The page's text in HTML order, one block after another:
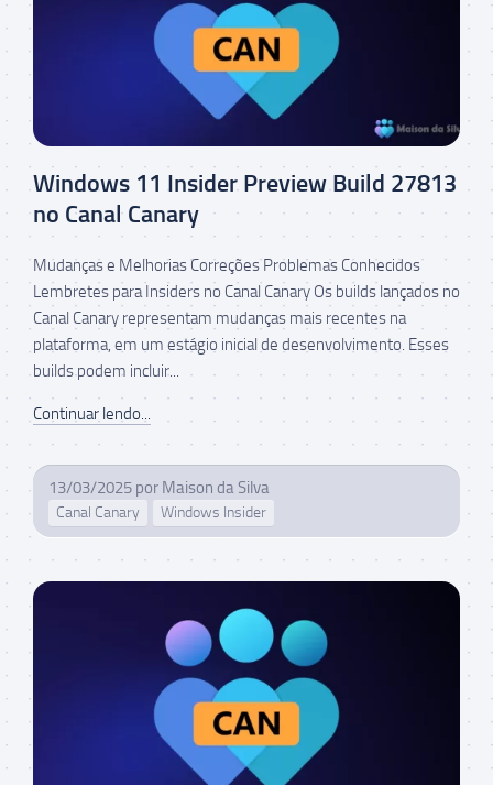
Windows 11 Insider Preview Build 27813
no Canal Canary
Mudanças e Melhorias Correções Problemas Conhecidos
Lembretes para Insiders no Canal Canary Os builds lançados no
Canal Canary representam mudanças mais recentes na
plataforma, em um estágio inicial de desenvolvimento. Esses
builds podem incluir...
Continuar lendo...
13/03/2025 por Maison da Silva
Canal Canary Windows Insider